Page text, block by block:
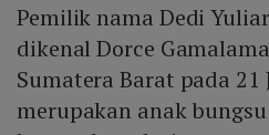
Pemilik nama Dedi
dikenal Dorce
Sumatera Barat pada 21
merupakan anak